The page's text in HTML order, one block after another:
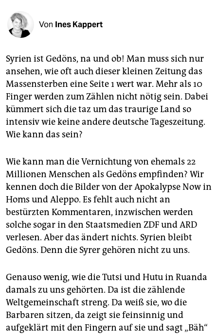
shop
fragen & hilfe
unterstützen
abo
genossenschaft
epaper login
Von Ines Kappert
Syrien ist Gedöns, na und ob! Man muss sich nur
ansehen, wie oft auch dieser kleinen Zeitung das
Massensterben eine Seite 1 wert war. Mehr als 10
Finger werden zum Zählen nicht nötig sein. Dabei
kümmert sich die taz um das traurige Land so
intensiv wie keine andere deutsche Tageszeitung.
Wie kann das sein?
Wie kann man die Vernichtung von ehemals 22
Millionen Menschen als Gedöns empfinden? Wir
kennen doch die Bilder von der Apokalypse Now in
Homs und Aleppo. Es fehlt auch nicht an
bestürzten Kommentaren, inzwischen werden
solche sogar in den Staatsmedien ZDF und ARD
verlesen. Aber das ändert nichts. Syrien bleibt
Gedöns. Denn die Syrer gehören nicht zu uns.
Genauso wenig, wie die Tutsi und Hutu in Ruanda
damals zu uns gehörten. Da ist die zählende
Weltgemeinschaft streng. Da weiß sie, wo die
Barbaren sitzen, da zeigt sie feinsinnig und
aufgeklärt mit den Fingern auf sie und sagt „Bäh“